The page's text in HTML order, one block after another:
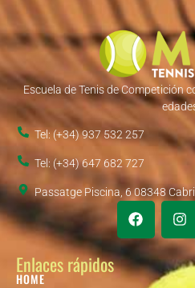
Escuela de Tenis de Competición
Tel: (+34) 937 532 257
Tel: (+34) 647 682 727
Passatge Piscina, 6 08348
Enlaces rápidos
HOME